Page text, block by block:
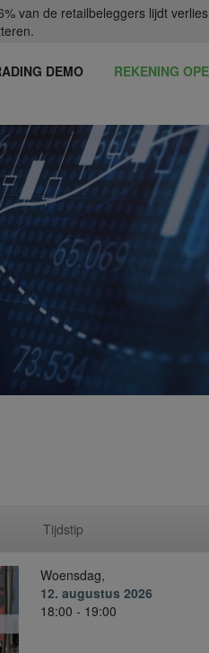
van de retailbeleggers lijdt
DEMO REKENING
Tijdstip
Woensdag,
12. augustus 2026
18:00 - 19:00